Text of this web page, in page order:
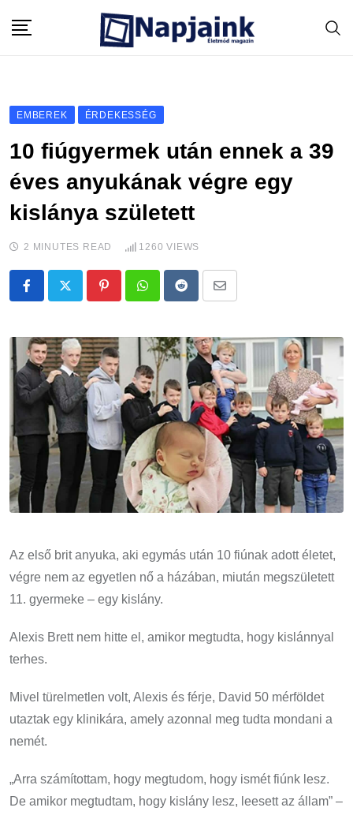
EMBEREK ÉRDEKESSÉG
10 fiúgyermek után ennek a 39
éves anyukának végre egy
kislánya született
2 MINUTES READ 1260 VIEWS
PinterestWhatsappReddit
Email
Az első brit anyuka, aki egymás után 10 fiúnak adott életet,
végre nem az egyetlen nő a házában, miután megszületett
11. gyermeke – egy kislány.
Alexis Brett nem hitte el, amikor megtudta, hogy kislánnyal
terhes.
Mivel türelmetlen volt, Alexis és férje, David 50 mérföldet
utaztak egy klinikára, amely azonnal meg tudta mondani a
nemét.
„Arra számítottam, hogy megtudom, hogy ismét fiúnk lesz.
De amikor megtudtam, hogy kislány lesz, leesett az állam” –